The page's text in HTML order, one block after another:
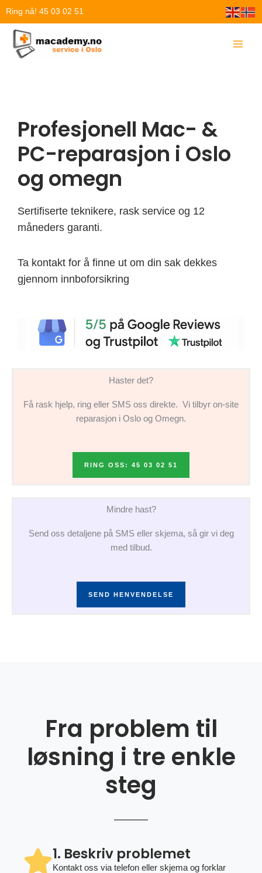
Hopp
innholdet
Ring nå! 45 03 02 51
Profesjonell Mac- &
PC-reparasjon i Oslo
og omegn
Sertifiserte teknikere, rask service og 12
måneders garanti.
Ta kontakt for å finne ut om din sak dekkes
gjennom innboforsikring
Haster det?
Få rask hjelp, ring eller SMS oss direkte. Vi tilbyr on-site
reparasjon i Oslo og Omegn.
RING OSS: 45 03 02 51
Mindre hast?
Send oss detaljene på SMS eller skjema, så gir vi deg
med tilbud.
SEND HENVENDELSE
Fra problem til
løsning i tre enkle
steg
1. Beskriv problemet
Kontakt oss via telefon eller skjema og forklar